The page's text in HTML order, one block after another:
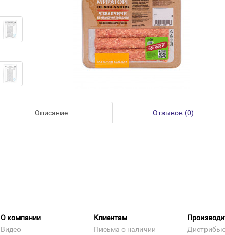
Описание Отзывов (0)
О компании
Видео
Клиентам
Письма о наличии